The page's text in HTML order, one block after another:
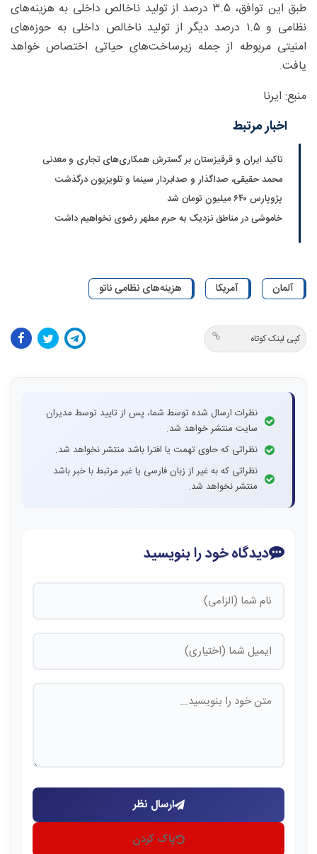
طبق این توافق، ۳.۵ درصد از تولید ناخالص داخلی به هزینه‌های
نظامی و ۱.۵ درصد دیگر از تولید ناخالص داخلی به حوزه‌های
امنیتی مربوطه از جمله زیرساخت‌های حیاتی اختصاص خواهد
یافت.
منبع: ایرنا
اخبار مرتبط
تاکید ایران و قرقیزستان بر گسترش همکاری‌های تجاری و معدنی
محمد حقیقی، صداگذار و صدابردار سینما و تلویزیون درگذشت
پژوپارس ۶۴۰ میلیون تومان شد
خاموشی در مناطق نزدیک به حرم مطهر رضوی نخواهیم داشت
آلمان آمریکا هزینه‌های نظامی ناتو
کپی لینک کوتاه
نظرات ارسال شده توسط شما، پس از تایید توسط مدیران
سایت منتشر خواهد شد.
نظراتی که حاوی تهمت یا افترا باشد منتشر نخواهد شد.
نظراتی که به غیر از زبان فارسی یا غیر مرتبط با خبر باشد
منتشر نخواهد شد.
دیدگاه خود را بنویسید
ارسال نظر
پاک کردن